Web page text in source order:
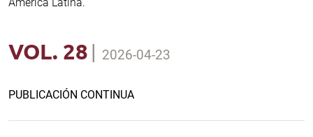
VOL. 28 | 2026-04-23
PUBLICACIÓN CONTINUA